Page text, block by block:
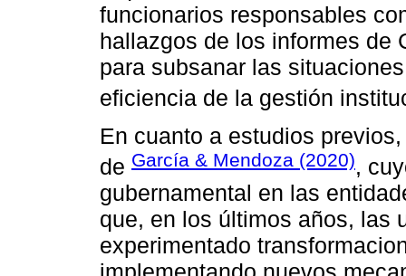
funcionarios responsables
hallazgos de los informes de
para subsanar las
eficiencia de la gestión
En cuanto a estudios
de García & Mendoza (2020),
gubernamental en las
que, en los últimos años, las
experimentado